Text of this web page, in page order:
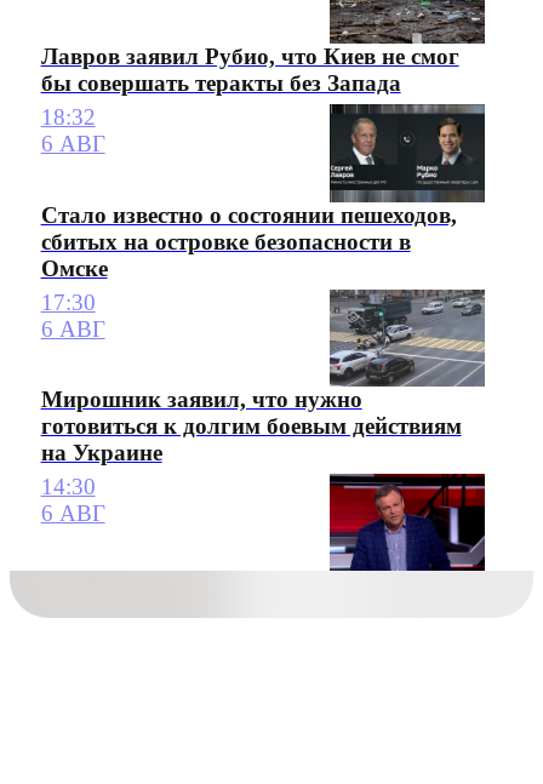
Лавров заявил Рубио, что Киев не смог
бы совершать теракты без Запада
18:32
6 АВГ
Стало известно о состоянии пешеходов,
сбитых на островке безопасности в
Омске
17:30
6 АВГ
Мирошник заявил, что нужно
готовиться к долгим боевым действиям
на Украине
14:30
6 АВГ